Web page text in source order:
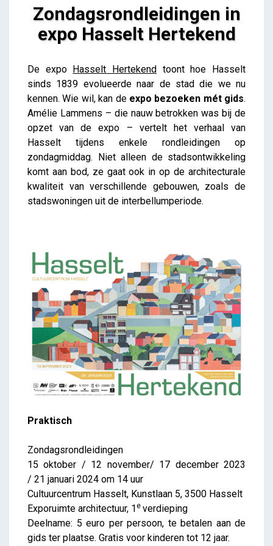
Zondagsrondleidingen in
expo Hasselt Hertekend
Lieve Drooghmans
De expo Hasselt Hertekend toont hoe Hasselt
sinds 1839 evolueerde naar de stad die we nu
kennen. Wie wil, kan de expo bezoeken mét gids.
Amélie Lammens – die nauw betrokken was bij de
opzet van de expo – vertelt het verhaal van
Hasselt tijdens enkele rondleidingen op
zondagmiddag. Niet alleen de stadsontwikkeling
komt aan bod, ze gaat ook in op de architecturale
kwaliteit van verschillende gebouwen, zoals de
stadswoningen uit de interbellumperiode.
Praktisch
Zondagsrondleidingen
15 oktober / 12 november/ 17 december 2023
/ 21 januari 2024 om 14 uur
Cultuurcentrum Hasselt, Kunstlaan 5, 3500 Hasselt
Exporuimte architectuur, 1e verdieping
Deelname: 5 euro per persoon, te betalen aan de
gids ter plaatse. Gratis voor kinderen tot 12 jaar.